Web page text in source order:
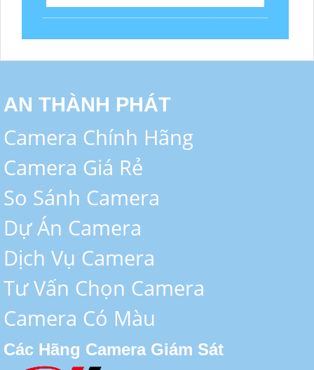
AN THÀNH PHÁT
Camera Chính Hãng
Camera Giá Rẻ
So Sánh Camera
Dự Án Camera
Dịch Vụ Camera
Tư Vấn Chọn Camera
Camera Có Màu
Các Hãng Camera Giám Sát